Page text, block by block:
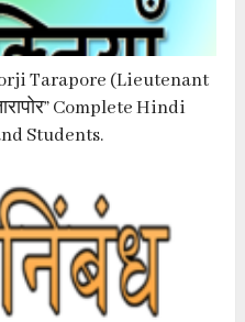
Tarapore (Lieutenant
Complete Hindi
Students.